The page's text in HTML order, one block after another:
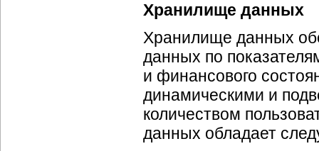
Хранилище данных
Хранилище данных
данных по
и финансового
динамическими и
количеством
данных обладает